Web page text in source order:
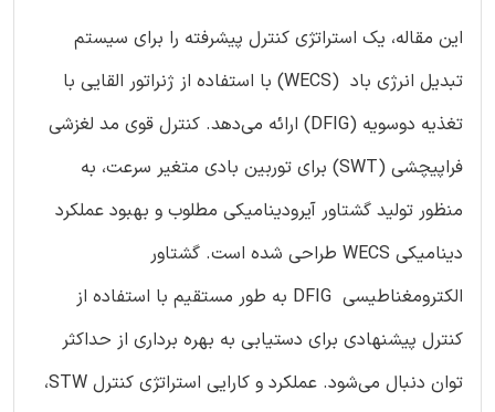
این مقاله، یک استراتژی کنترل پیشرفته را برای سیستم
تبدیل انرژی باد (WECS) با استفاده از ژنراتور القایی با
تغذیه دوسویه (DFIG) ارائه می‌دهد. کنترل قوی مد لغزشی
فراپیچشی (SWT) برای توربین بادی متغیر سرعت، به
منظور تولید گشتاور آیرودینامیکی مطلوب و بهبود عملکرد
دینامیکی WECS طراحی شده است. گشتاور
الکترومغناطیسی DFIG به طور مستقیم با استفاده از
کنترل پیشنهادی برای دستیابی به بهره برداری از حداکثر
توان دنبال می‌شود. عملکرد و کارایی استراتژی کنترل STW،